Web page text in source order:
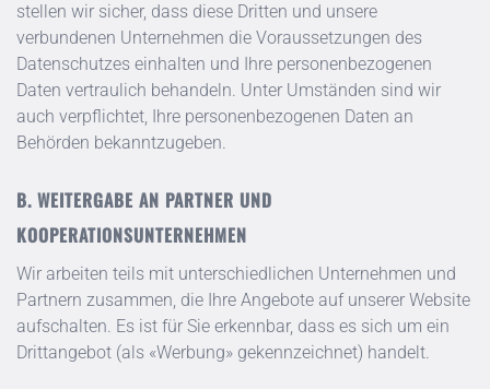
stellen wir sicher, dass diese Dritten und unsere
verbundenen Unternehmen die Voraussetzungen des
Datenschutzes einhalten und Ihre personenbezogenen
Daten vertraulich behandeln. Unter Umständen sind wir
auch verpflichtet, Ihre personenbezogenen Daten an
Behörden bekanntzugeben.
B. WEITERGABE AN PARTNER UND
KOOPERATIONSUNTERNEHMEN
Wir arbeiten teils mit unterschiedlichen Unternehmen und
Partnern zusammen, die Ihre Angebote auf unserer Website
aufschalten. Es ist für Sie erkennbar, dass es sich um ein
Drittangebot (als «Werbung» gekennzeichnet) handelt.